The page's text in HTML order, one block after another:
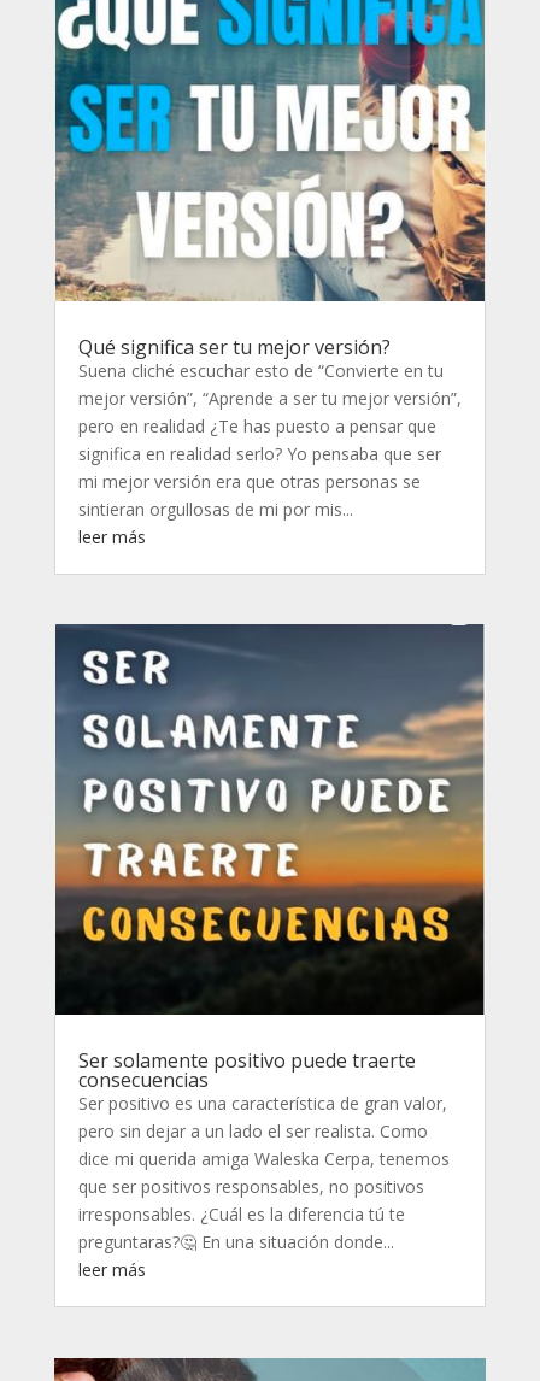
Qué significa ser tu mejor versión?
Suena cliché escuchar esto de “Convierte en tu
mejor versión”, “Aprende a ser tu mejor versión”,
pero en realidad ¿Te has puesto a pensar que
significa en realidad serlo? Yo pensaba que ser
mi mejor versión era que otras personas se
sintieran orgullosas de mi por mis...
leer más
Ser solamente positivo puede traerte
consecuencias
Ser positivo es una característica de gran valor,
pero sin dejar a un lado el ser realista. Como
dice mi querida amiga Waleska Cerpa, tenemos
que ser positivos responsables, no positivos
irresponsables. ¿Cuál es la diferencia tú te
preguntaras?🤔 En una situación donde...
leer más